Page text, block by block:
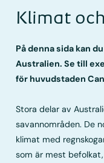
Klimat
På denna sida kan
Australien. Se till
för huvudstaden
Stora delar av
savannområden. De
klimat med
som är mest